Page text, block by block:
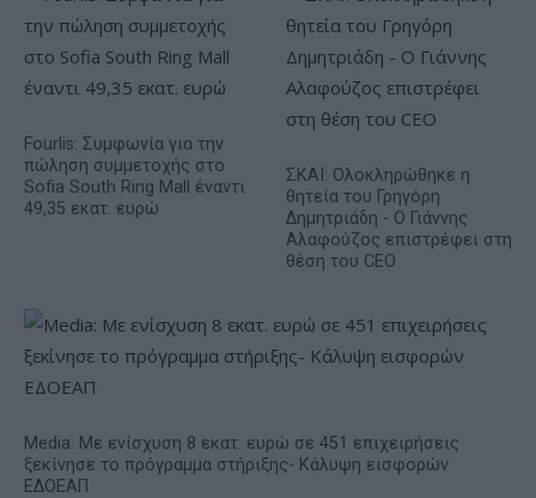
Fourlis: Συμφωνία για την
πώληση συμμετοχής στο
Sofia South Ring Mall έναντι
49,35 εκατ. ευρώ
ΣΚΑΪ: Ολοκληρώθηκε η
θητεία του Γρηγόρη
Δημητριάδη - Ο Γιάννης
Αλαφούζος επιστρέφει στη
θέση του CEO
Media: Με ενίσχυση 8 εκατ. ευρώ σε 451 επιχειρήσεις
ξεκίνησε το πρόγραμμα στήριξης- Κάλυψη εισφορών
ΕΔΟΕΑΠ